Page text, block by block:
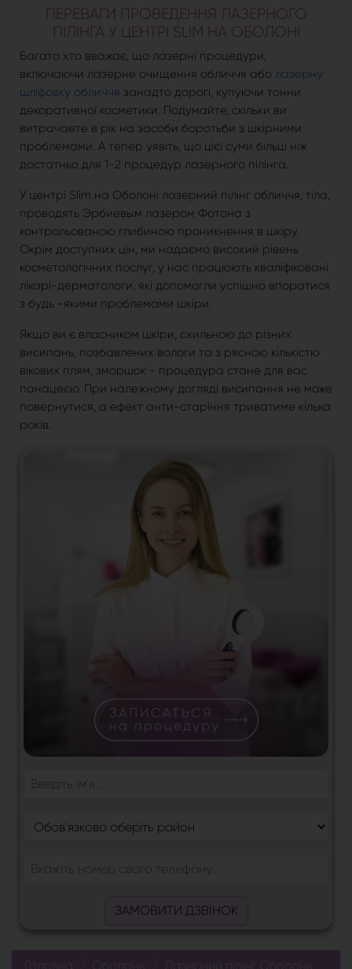
ПЕРЕВАГИ ПРОВЕДЕННЯ ЛАЗЕРНОГО
ПІЛІНГА У ЦЕНТРІ SLIM НА ОБОЛОНІ
Багато хто вважає, що лазерні процедури,
включаючи лазерне очищення обличчя або лазерну
шліфовку обличчя занадто дорогі, купуючи тонни
декоративної косметики. Подумайте, скільки ви
витрачаете в рік на засоби боротьби з шкірними
проблемами. А тепер уявіть, що цієї суми більш ніж
достатньо для 1-2 процедур лазерного пілінга.
У центрі Slim на Оболоні лазерний пілінг обличчя, тіла,
проводять Эрбиевым лазером Фотона з
контрольованою глибиною проникнення в шкіру.
Окрім доступних цін, ми надаємо високий рівень
косметологічних послуг, у нас працюють кваліфіковані
лікарі-дерматологи, які допомогли успішно впоратися
з будь -якими проблемами шкіри.
Якщо ви є власником шкіри, схильною до різних
висипань, позбавлених вологи та з рясною кількістю
вікових плям, зморшок - процедура стане для вас
панацеєю. При належному догляді висипання не може
повернутися, а ефект анти-старіння триватиме кілька
років.
ЗАМОВИТИ ДЗВІНОК
Головна Лазерний пілінг Оболонь